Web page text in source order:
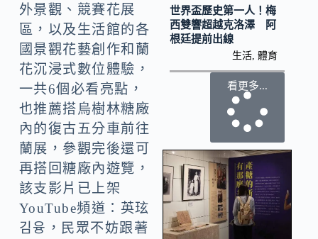
外景觀、競賽花展
區，以及生活館的各
國景觀花藝創作和蘭
花沉浸式數位體驗，
一共6個必看亮點，
也推薦搭烏樹林糖廠
內的復古五分車前往
蘭展，參觀完後還可
再搭回糖廠內遊覽，
該支影片已上架
YouTube頻道：英玹
김융，民眾不妨跟著
世界盃歷史第一人！梅
西雙響超越克洛澤 阿
根廷提前出線
生活 ,體育
看更多...